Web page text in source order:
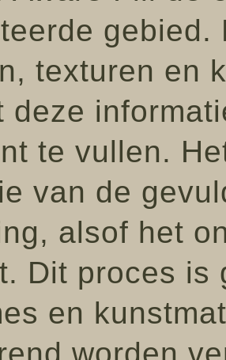
texturen en
deze
te vullen.
van de
alsof het
Dit proces is
en